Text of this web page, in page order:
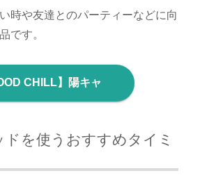
時や友達とのパーティーなどに向
です。
CHILL】陽キャ
ドを使うおすすめタイミ